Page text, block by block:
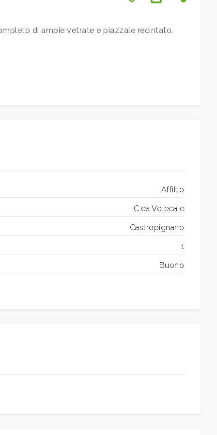
di ampie vetrate e piazzale recintato.
Affitto
C.da Vetecale
Castropignano
1
Buono